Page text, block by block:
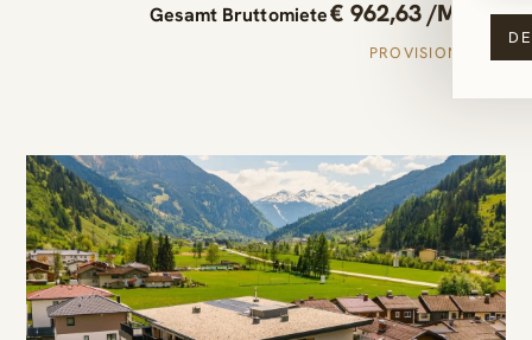
DE
Gesamt Bruttomiete€ 962,63 /Monat
PROVISIONSFREI